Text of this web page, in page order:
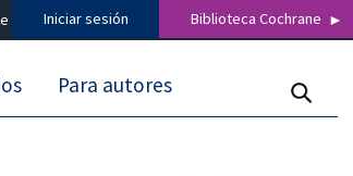
Iniciar sesión Biblioteca Cochrane
Para autores